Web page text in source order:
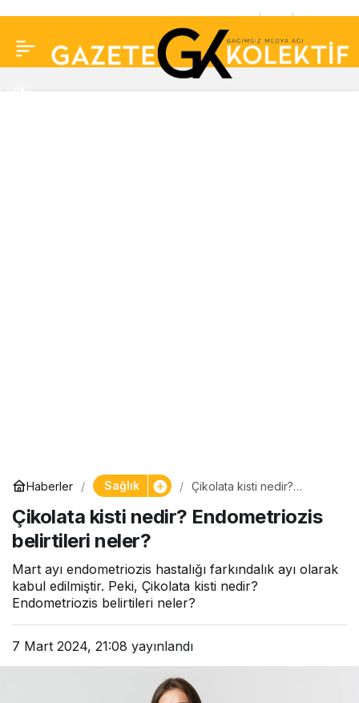
Haberler Sağlık
Çikolata kisti nedir?
neler?
Çikolata kisti nedir? Endometriozis
belirtileri neler?
Mart ayı endometriozis hastalığı farkındalık ayı olarak
kabul edilmiştir. Peki, Çikolata kisti nedir?
Endometriozis belirtileri neler?
7 Mart 2024, 21:08 yayınlandı
açıkladı! Bağışıklık